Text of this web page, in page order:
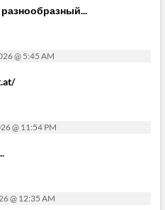
разнообразный...
@ 5:45 AM
@ 11:54 PM
@ 12:35 AM